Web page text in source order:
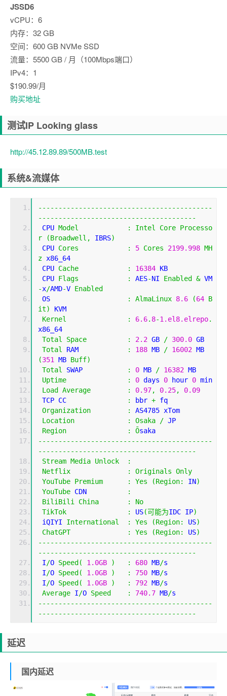
JSSD6
vCPU：6
内存：32 GB
空间：600 GB NVMe SSD
流量：5500 GB / 月（100Mbps端口）
IPv4：1
$190.99/月
购买地址
测试IP Looking glass
http://45.12.89.89/500MB.test
系统&流媒体
-------------------------------------------
---------------------------------------
CPU Model : Intel Core Processo
r
(Broadwell , IBRS)
CPU Cores : 5 Cores 2199.998 MH
z x86_64
CPU Cache : 16384 KB
CPU Flags : AES-NI Enabled & VM
-x/AMD-V Enabled
OS
: AlmaLinux 8.6 (64 B
it)
KVM
Kernel
: 6.6. 8-1.el8.elrepo.
x86_64
Total
Space : 2.2 GB / 300.0 GB
Total
RAM : 188 MB / 16002
(351 MB Buff)
Total
SWAP : 0 MB / 16382 MB
Uptime
: 0 days 0 hour 0 min
Load Average : 0.97, 0.25,
0.09
TCP CC
: bbr + fq
Organization
:
AS4785 xTom
Location
: Osaka / JP
Region
: Ōsaka
-------------------------------------------
---------------------------------------
Stream Media Unlock
:
Netflix
: Originals Only
YouTube Premium : Yes (Region: IN)
YouTube CDN
:
BiliBili
China :
No
TikTok
: US(可能为IDC IP)
iQIYI International : Yes (Region: US)
ChatGPT
: Yes (Region: US)
-------------------------------------------
---------------------------------------
I/O Speed( 1.0GB ) : 680 MB/s
I/O Speed( 1.0GB ) : 750 MB/s
I/O Speed( 1.0GB ) : 792 MB/s
Average I/O Speed : 740.7 MB/s
-------------------------------------------
---------------------------------------
延迟
国内延迟